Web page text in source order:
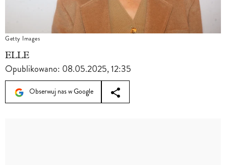
Getty Images
ELLE
Opublikowano: 08.05.2025, 12:35
Obserwuj nas w Google